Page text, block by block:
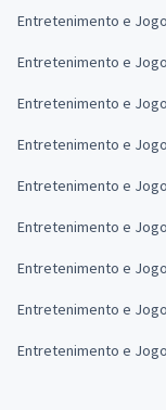
Entretenimento e
Entretenimento e
Entretenimento e
Entretenimento e
Entretenimento e
Entretenimento e
Entretenimento e
Entretenimento e
Entretenimento e